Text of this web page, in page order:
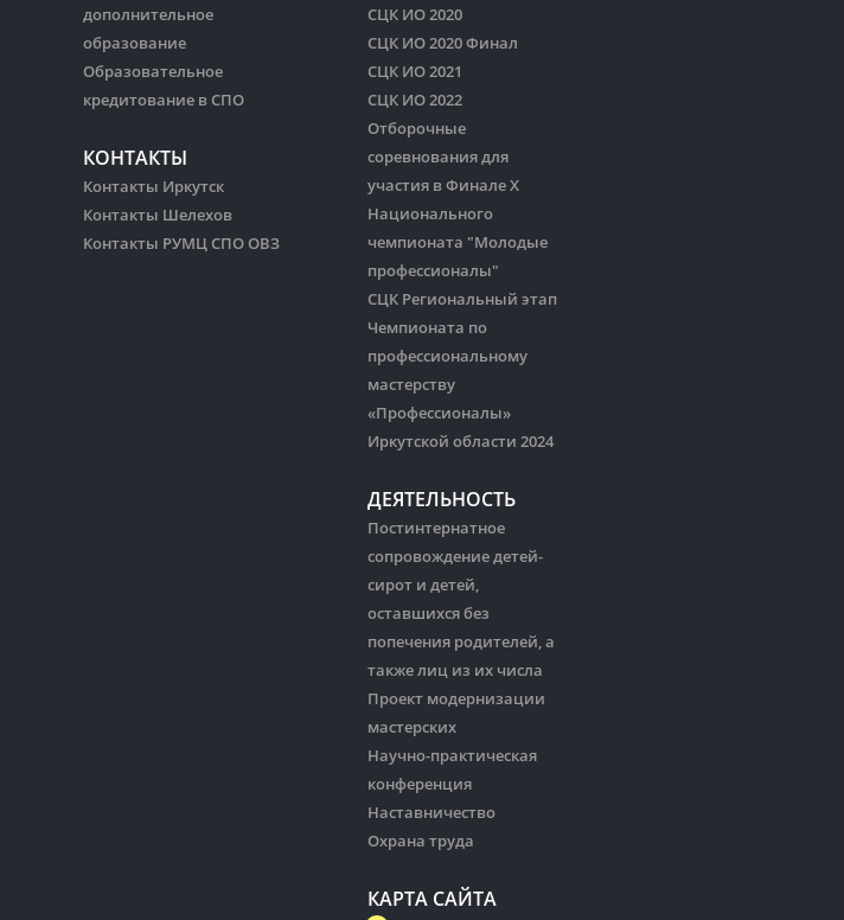
дополнительное
образование
Образовательное
кредитование в СПО
КОНТАКТЫ
Контакты Иркутск
Контакты Шелехов
Контакты РУМЦ СПО ОВЗ
СЦК ИО 2020
СЦК ИО 2020 Финал
СЦК ИО 2021
СЦК ИО 2022
Отборочные
соревнования для
участия в Финале Х
Национального
чемпионата "Молодые
профессионалы"
СЦК Региональный этап
Чемпионата по
профессиональному
мастерству
«Профессионалы»
Иркутской области 2024
ДЕЯТЕЛЬНОСТЬ
Постинтернатное
сопровождение детей-
сирот и детей,
оставшихся без
попечения родителей, а
также лиц из их числа
Проект модернизации
мастерских
Научно-практическая
конференция
Наставничество
Охрана труда
КАРТА САЙТА